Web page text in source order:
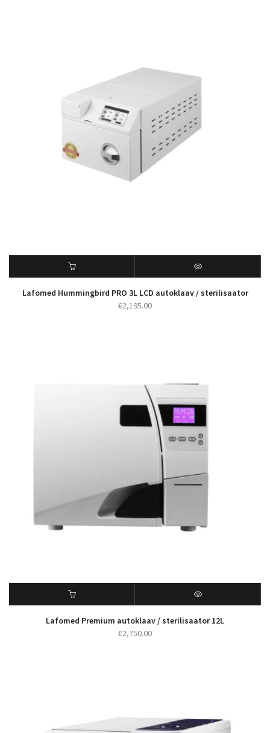
Lafomed Hummingbird PRO 3L LCD autoklaav / sterilisaator
€2,195.00
Lafomed Premium autoklaav / sterilisaator 12L
€2,750.00